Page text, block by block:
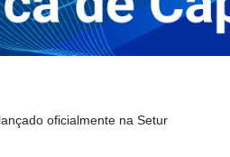
oficialmente na Setur